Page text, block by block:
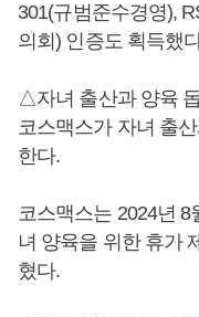
301(규범준수경영),
의회) 인증도 획득했
△자녀 출산과 양육
코스맥스가 자녀 출
한다.
코스맥스는 2024년
녀 양육을 위한 휴가
혔다.